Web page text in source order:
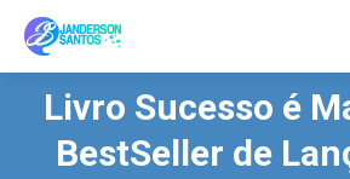
Livro Sucesso é
BestSeller de